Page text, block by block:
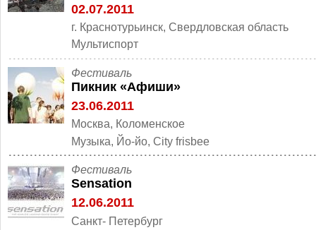
02.07.2011
г. Краснотурьинск, Свердловская область
Мультиспорт
Фестиваль
Пикник «Афиши»
23.06.2011
Москва, Коломенское
Музыка, Йо-йо, City frisbee
Фестиваль
Sensation
12.06.2011
Санкт- Петербург